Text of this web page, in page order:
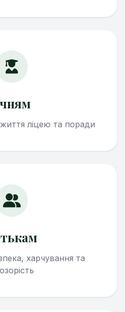
ліцею та поради
харчування та